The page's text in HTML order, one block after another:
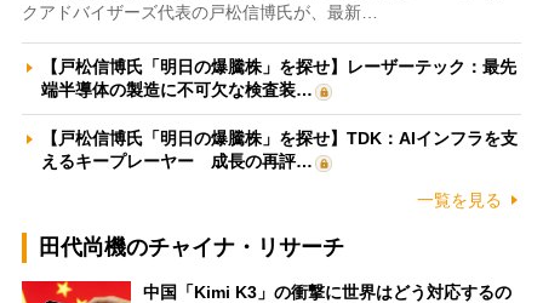
クアドバイザーズ代表の戸松信博氏が、最新…
【戸松信博氏「明日の爆騰株」を探せ】レーザーテック：最先
端半導体の製造に不可欠な検査装…
【戸松信博氏「明日の爆騰株」を探せ】TDK：AIインフラを支
えるキープレーヤー 成長の再評…
一覧を見る
田代尚機のチャイナ・リサーチ
中国「Kimi K3」の衝撃に世界はどう対応するの